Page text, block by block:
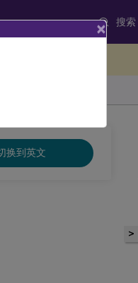
搜索
换到英文
>
×